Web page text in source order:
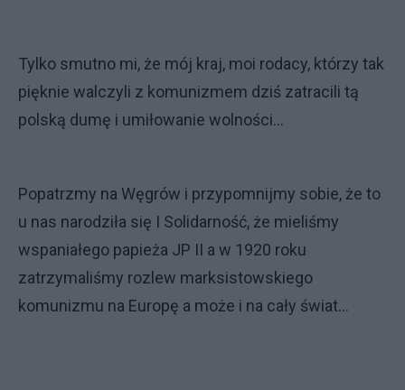
Tylko smutno mi, że mój kraj, moi rodacy, którzy tak
pięknie walczyli z komunizmem dziś zatracili tą
polską dumę i umiłowanie wolności...
Popatrzmy na Węgrów i przypomnijmy sobie, że to
u nas narodziła się I Solidarność, że mieliśmy
wspaniałego papieża JP II a w 1920 roku
zatrzymaliśmy rozlew marksistowskiego
komunizmu na Europę a może i na cały świat...